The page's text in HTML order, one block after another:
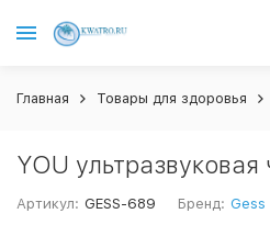
Главная Товары для здоровья
YOU
Артикул: GESS-689 Бренд: Gess